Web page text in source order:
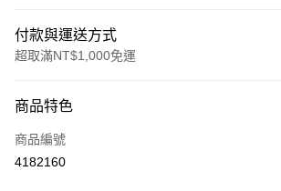
付款與運送方式
超取滿NT$1,000免運
信用卡一次付款
超商取貨付款
商品特色
商品編號
4182160